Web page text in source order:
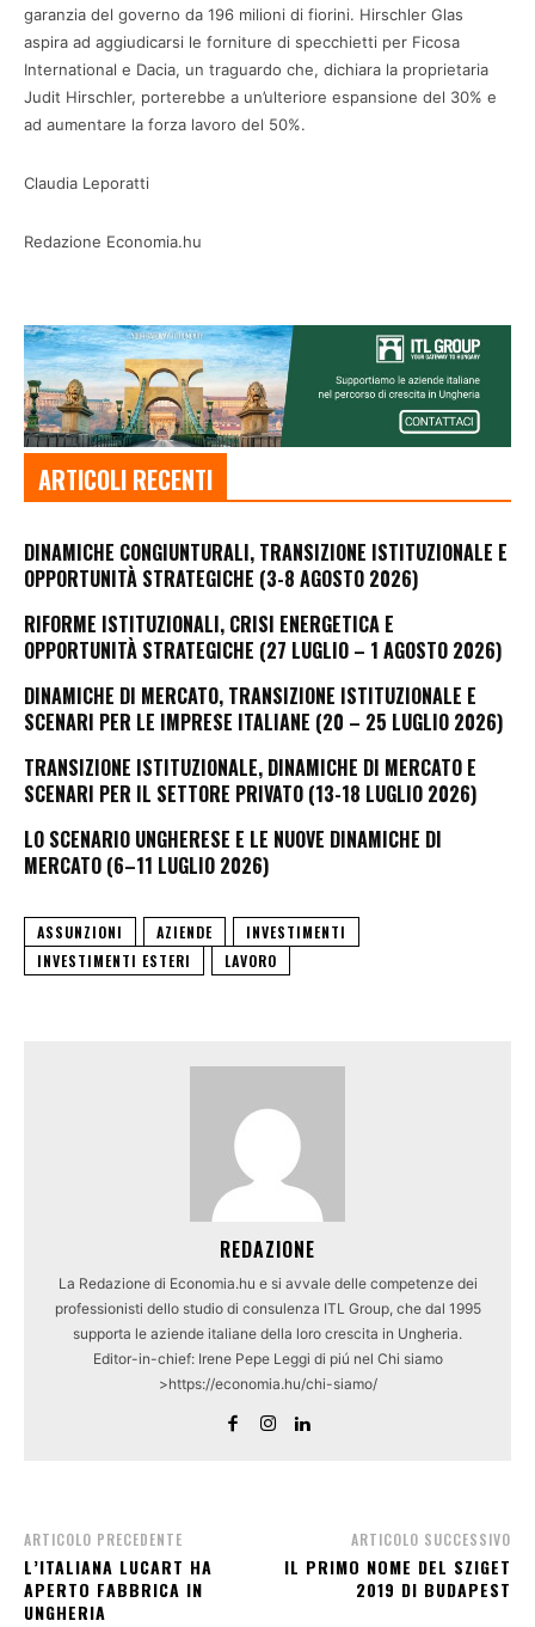
garanzia del governo da 196 milioni di fiorini. Hirschler Glas
aspira ad aggiudicarsi le forniture di specchietti per Ficosa
International e Dacia, un traguardo che, dichiara la proprietaria
Judit Hirschler, porterebbe a un’ulteriore espansione del 30% e
ad aumentare la forza lavoro del 50%.
Claudia Leporatti
Redazione Economia.hu
ARTICOLI RECENTI
DINAMICHE CONGIUNTURALI, TRANSIZIONE ISTITUZIONALE E
OPPORTUNITÀ STRATEGICHE (3-8 AGOSTO 2026)
RIFORME ISTITUZIONALI, CRISI ENERGETICA E
OPPORTUNITÀ STRATEGICHE (27 LUGLIO – 1 AGOSTO 2026)
DINAMICHE DI MERCATO, TRANSIZIONE ISTITUZIONALE E
SCENARI PER LE IMPRESE ITALIANE (20 – 25 LUGLIO 2026)
TRANSIZIONE ISTITUZIONALE, DINAMICHE DI MERCATO E
SCENARI PER IL SETTORE PRIVATO (13-18 LUGLIO 2026)
LO SCENARIO UNGHERESE E LE NUOVE DINAMICHE DI
MERCATO (6–11 LUGLIO 2026)
ASSUNZIONI AZIENDE
INVESTIMENTI
INVESTIMENTI ESTERI
LAVORO
REDAZIONE
La Redazione di Economia.hu e si avvale delle competenze dei
professionisti dello studio di consulenza ITL Group, che dal 1995
supporta le aziende italiane della loro crescita in Ungheria.
Editor-in-chief: Irene Pepe Leggi di piú nel Chi siamo
>https://economia.hu/chi-siamo/
ARTICOLO PRECEDENTE
L’ITALIANA LUCART HA
APERTO FABBRICA IN
UNGHERIA
ARTICOLO SUCCESSIVO
IL PRIMO NOME DEL SZIGET
2019 DI BUDAPEST